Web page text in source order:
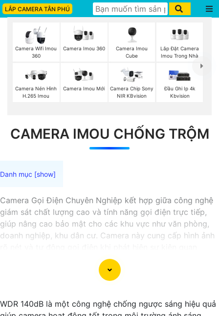
LẮP CAMERA TÂN PHÚ
Camera Wifi Imou
360
Camera Imou 360
Camera Imou
Cube
Lắp Đặt Camera
Imou Trong Nhà
Camera Nén Hình
H.265 Imou
Camera Imou Mới
Camera Chip Sony
NIR KBvision
Đầu Ghi Ip 4k
Kbvision
CAMERA IMOU CHỐNG TRỘM
Camera Gọi Điện Chuyên Nghiệp kết hợp giữa công nghệ
giám sát chất lượng cao và tính năng gọi điện trực tiếp,
giúp nâng cao bảo mật cho các khu vực như văn phòng,
doanh nghiệp, khu dân cư. Camera này cung cấp hình ảnh
trọng, giúp người dùng phản ứng kịp thời. Với khả năng
nhận diện chuyển động, ghi hình ban đêm và lưu trữ dữ
liệu trên đám mây, camera này mang lại một hệ thống
WDR 140dB là một công nghệ chống ngược sáng hiệu quả